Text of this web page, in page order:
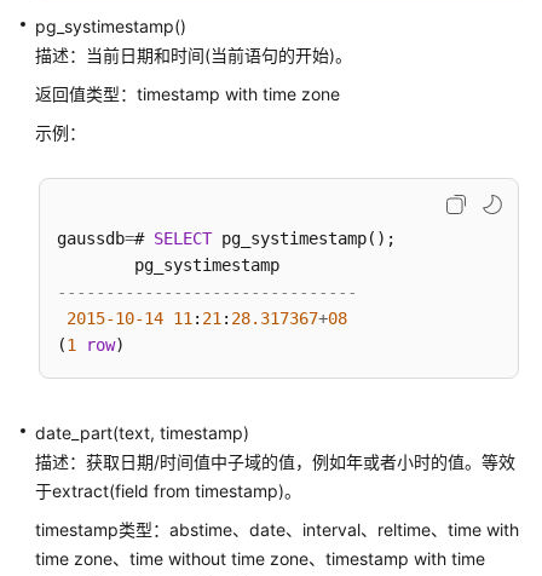
故
障
注
AI
性
数
动
态
数
据
pg_systimestamp()
描述：当前日期和时间(当前语句的开始)。
返回值类型：timestamp with time zone
示例：
gaussdb=# SELECT pg_systimestamp();
-------------------------------
2015-10-14 11 : 21 : 28.317367+08
(1 row
date_part(text, timestamp)
描述：获取日期/时间值中子域的值，例如年或者小时的值。等效
于extract(field from timestamp)。
timestamp类型：abstime、date、interval、reltime、time with
time zone、time without time zone、timestamp with time